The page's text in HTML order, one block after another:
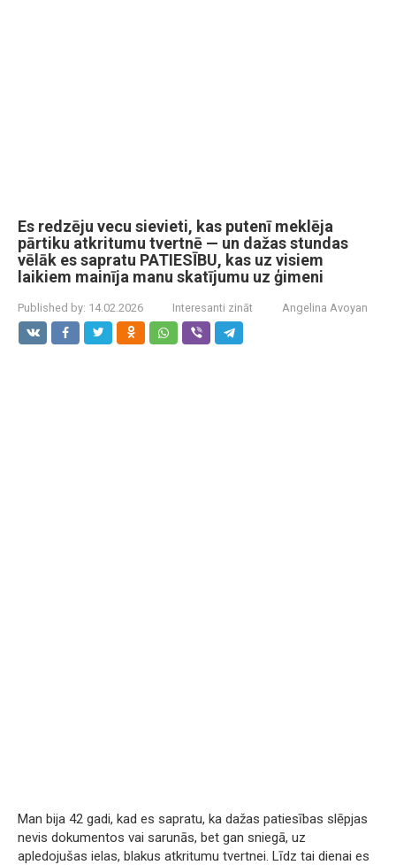
Es redzēju vecu sievieti, kas putenī meklēja
pārtiku atkritumu tvertnē — un dažas stundas
vēlāk es sapratu PATIESĪBU, kas uz visiem
laikiem mainīja manu skatījumu uz ģimeni
Published by: 14.02.2026 Interesanti zināt Angelina Avoyan
Man bija 42 gadi, kad es sapratu, ka dažas patiesības slēpjas
nevis dokumentos vai sarunās, bet gan sniegā, uz
apledojušas ielas, blakus atkritumu tvertnei. Līdz tai dienai es